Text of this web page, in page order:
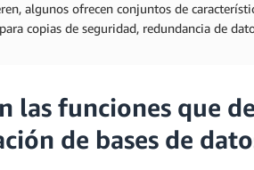
algunos ofrecen conjuntos de
copias de seguridad, redundancia de
las funciones que
de bases de